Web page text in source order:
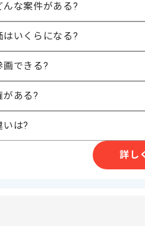
集人数
開始日
2025/06/01
バテックでの実績がある企業の案件で
の経験を活かすことができます。
んな案件がある?
はいくらになる?
画できる?
がある?
いは?
詳し